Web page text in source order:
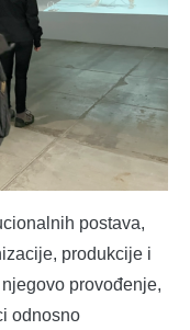
postava,
produkcije i
provođenje,
odnosno